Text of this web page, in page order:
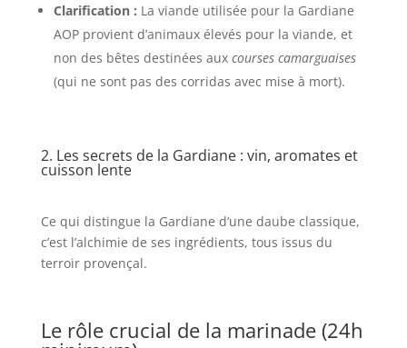
Clarification : La viande utilisée pour la Gardiane
AOP provient d’animaux élevés pour la viande, et
non des bêtes destinées aux courses camarguaises
(qui ne sont pas des corridas avec mise à mort).
2. Les secrets de la Gardiane : vin, aromates et
cuisson lente
Ce qui distingue la Gardiane d’une daube classique,
c’est l’alchimie de ses ingrédients, tous issus du
terroir provençal.
Le rôle crucial de la marinade (24h